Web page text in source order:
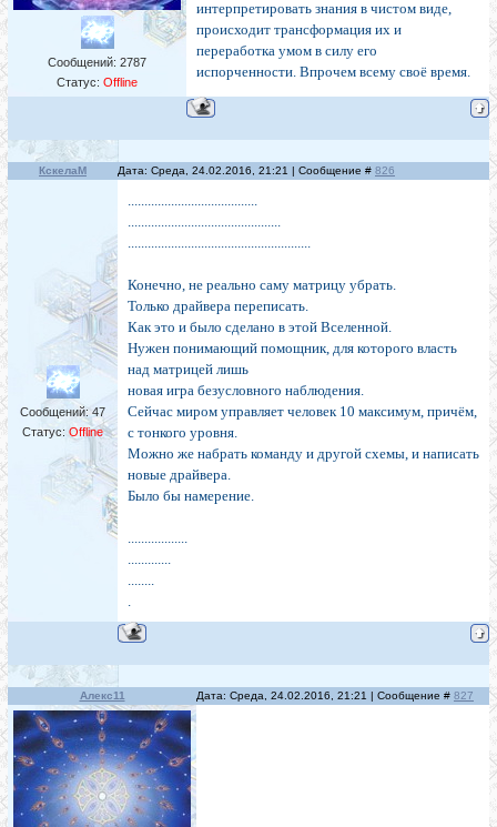
Сообщений: 2787
Статус: Offline
интерпретировать знания в чистом виде,
происходит трансформация их и
переработка умом в силу его
испорченности. Впрочем всему своё время.
КскелаМ Дата: Среда, 24.02.2016, 21:21 | Сообщение # 826
Сообщений: 47
Статус: Offline
.......................................
..............................................
.......................................................
Конечно, не реально саму матрицу убрать.
Только драйвера переписать.
Как это и было сделано в этой Вселенной.
Нужен понимающий помощник, для которого власть
над матрицей лишь
новая игра безусловного наблюдения.
Сейчас миром управляет человек 10 максимум, причём,
с тонкого уровня.
Можно же набрать команду и другой схемы, и написать
новые драйвера.
Было бы намерение.
..................
.............
........
.
Алекс11 Дата: Среда, 24.02.2016, 21:21 | Сообщение # 827